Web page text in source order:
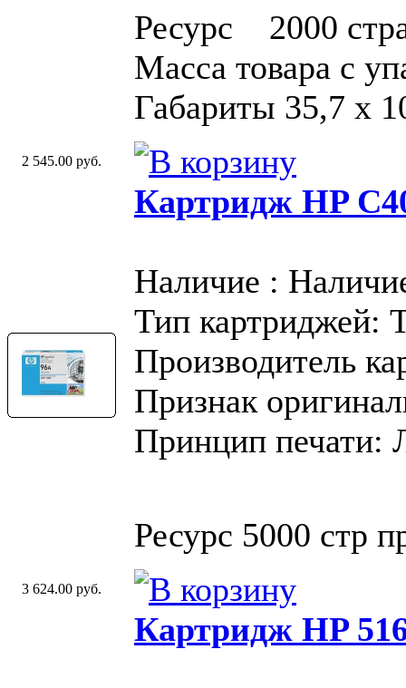
Ресурс 2000
Масса товара с
Габариты 35,7 x
2 545.00 руб.
Картридж HP
Наличие :
Тип картриджей:
Производитель
Признак
Принцип печати:
Ресурс 5000 стр
3 624.00 руб.
Картридж HP